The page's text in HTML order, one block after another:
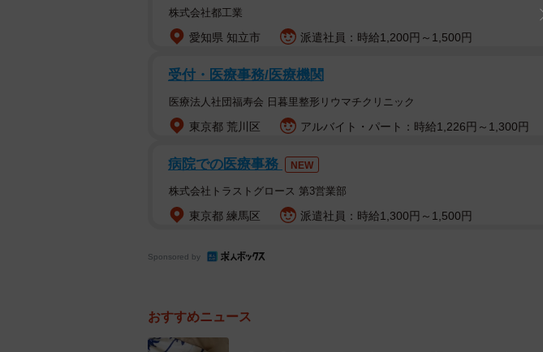
株式会社都工業
愛知県 知立市 派遣社員：時給1,200円～1,500円
受付・医療事務/医療機関
医療法人社団福寿会 日暮里整形リウマチクリニック
東京都 荒川区 アルバイト・パート：時給1,226円～1,300円
病院での医療事務 NEW
株式会社トラストグロース 第3営業部
東京都 練馬区 派遣社員：時給1,300円～1,500円
Sponsored by
おすすめニュース